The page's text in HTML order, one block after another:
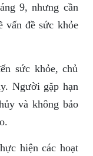
9, nhưng cần
vấn đề sức khỏe
sức khỏe, chủ
Người gặp hạn
và không bảo
hiện các hoạt